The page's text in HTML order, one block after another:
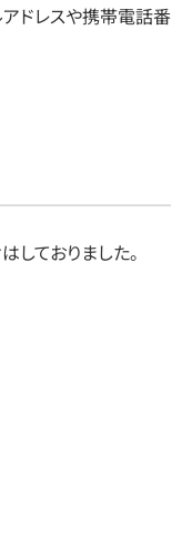
ドレスや携帯電話番
しておりました。